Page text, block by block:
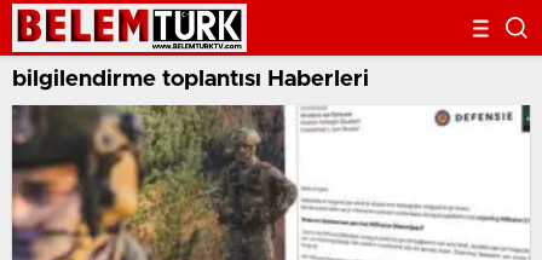
bilgilendirme toplantısı Haberleri